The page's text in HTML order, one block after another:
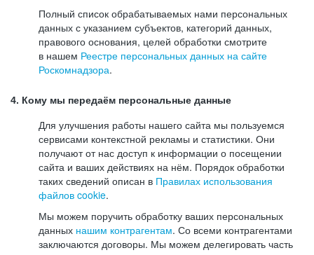
Полный список обрабатываемых нами персональных
данных с указанием субъектов, категорий данных,
правового основания, целей обработки смотрите
в нашем Реестре персональных данных на сайте
Роскомнадзора.
4. Кому мы передаём персональные данные
Для улучшения работы нашего сайта мы пользуемся
сервисами контекстной рекламы и статистики. Они
получают от нас доступ к информации о посещении
сайта и ваших действиях на нём. Порядок обработки
таких сведений описан в Правилах использования
файлов cookie.
Мы можем поручить обработку ваших персональных
данных нашим контрагентам. Со всеми контрагентами
заключаются договоры. Мы можем делегировать часть